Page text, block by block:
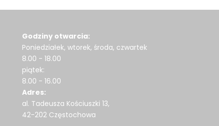
Godziny otwarcia:
Poniedziałek, wtorek, środa, czwartek
8.00 - 18.00
piątek:
8.00 - 16.00
Adres:
al. Tadeusza Kościuszki 13,
42-202 Częstochowa